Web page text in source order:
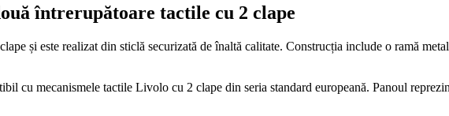
întrerupătoare tactile cu 2 clape
și este realizat din sticlă securizată de înaltă calitate. Construcția include o ramă
cu mecanismele tactile Livolo cu 2 clape din seria standard europeană. Panoul